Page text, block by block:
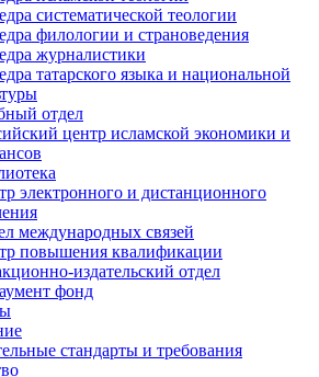
систематической теологии
филологии и страноведения
журналистики
татарского языка и национальной
отдел
центр исламской экономики и
электронного и дистанционного
международных связей
повышения квалификации
издательский отдел
фонд
стандарты и требования